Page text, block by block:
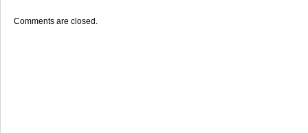
Comments are closed.